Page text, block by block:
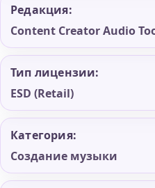
Редакция:
Content Creator Audio
Тип лицензии:
ESD (Retail)
Категория:
Создание музыки